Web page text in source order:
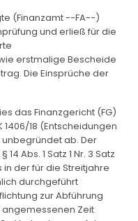
(Finanzamt --FA--)
und erließ für die
erstmalige Bescheide
Die Einsprüche der
das Finanzgericht (FG)
1406/18 (Entscheidungen
unbegründet ab. Der
14 Abs. 1 Satz 1 Nr. 3 Satz
der für die Streitjahre
durchgeführt
zur Abführung
Zeit